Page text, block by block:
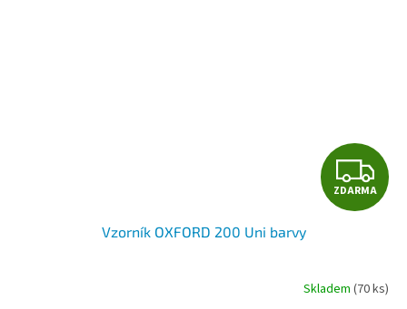
Z
D
R
ZDARMA
Vzorník OXFORD 200 Uni barvy
Skladem (70 ks)